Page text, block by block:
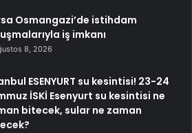
Osmangazi’de istihdam
iş imkanı
8, 2026
ESENYURT su kesintisi! 23-24
İSKİ Esenyurt su kesintisi ne
bitecek, sular ne zaman